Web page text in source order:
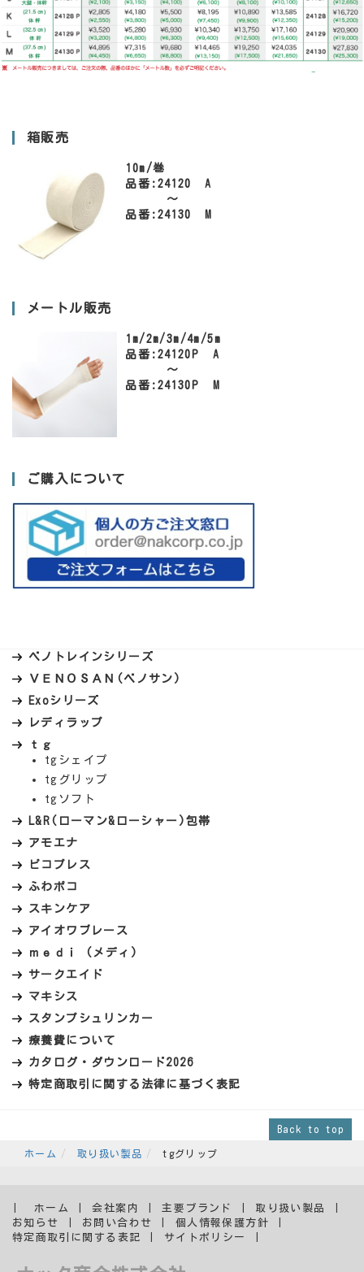
箱販売
10m/巻
品番:24120 A
～
品番:24130 M
メートル販売
1m/2m/3m/4m/5m
品番:24120P A
～
品番:24130P M
ご購入について
ベノトレインシリーズ
ＶＥＮＯＳＡＮ(ベノサン)
Exoシリーズ
レディラップ
ｔｇ
tgシェイプ
tgグリップ
tgソフト
L&R(ローマン&ローシャー)包帯
アモエナ
ピコプレス
ふわポコ
スキンケア
アイオワブレース
ｍｅｄｉ (メディ)
サークエイド
マキシス
スタンプシュリンカー
療養費について
カタログ・ダウンロード2026
特定商取引に関する法律に基づく表記
Back to top
ホーム 取り扱い製品 tgグリップ
ホーム 会社案内 主要ブランド
取り扱い製品
お知らせ
お問い合わせ
個人情報保護方針
特定商取引に関する表記
サイトポリシー